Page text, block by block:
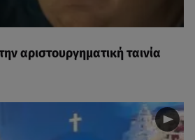
αριστουργηματική ταινία